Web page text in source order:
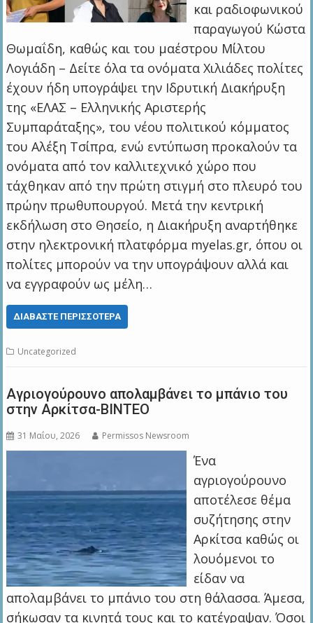
και ραδιοφωνικού
παραγωγού Κώστα
Θωμαΐδη, καθώς και του μαέστρου Μίλτου
Λογιάδη – Δείτε όλα τα ονόματα Χιλιάδες πολίτες
έχουν ήδη υπογράψει την Ιδρυτική Διακήρυξη
της «ΕΛΑΣ – Ελληνικής Αριστερής
Συμπαράταξης», του νέου πολιτικού κόμματος
του Αλέξη Τσίπρα, ενώ εντύπωση προκαλούν τα
ονόματα από τον καλλιτεχνικό χώρο που
τάχθηκαν από την πρώτη στιγμή στο πλευρό του
πρώην πρωθυπουργού. Μετά την κεντρική
εκδήλωση στο Θησείο, η Διακήρυξη αναρτήθηκε
στην ηλεκτρονική πλατφόρμα myelas.gr, όπου οι
πολίτες μπορούν να την υπογράψουν αλλά και
να εγγραφούν ως μέλη…
ΔΙΑΒΆΣΤΕ ΠΕΡΙΣΣΌΤΕΡΑ
Uncategorized
Αγριογούρουνο απολαμβάνει το μπάνιο του
στην Αρκίτσα-BINTEO
31 Μαΐου, 2026 Permissos Newsroom
Ένα
αγριογούρουνο
αποτέλεσε θέμα
συζήτησης στην
Αρκίτσα καθώς οι
λουόμενοι το
είδαν να
απολαμβάνει το μπάνιο του στη θάλασσα. Άμεσα,
σήκωσαν τα κινητά τους και το κατέγραψαν. Όσοι